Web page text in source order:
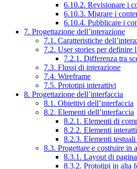
6.10.2. Revisionare i
6.10.3. Migrare i
6.10.4. Pubblicare i
7. Progettazione dell’interazione
7.1. Caratteristiche
7.2. User stories per definire
7.2.1. Differenza tra
7.3. Flussi di interazione
7.4. Wireframe
7.5. Prototipi interattivi
8. Progettazione dell’interfaccia
8.1. Obiettivi dell’interfaccia
8.2. Elementi dell’interfaccia
8.2.1. Elementi di
8.2.2. Elementi
8.2.3. Elementi
8.3. Progettare e costruire in
8.3.1. Layout di pagina
8.3.2. Prototipi in alta